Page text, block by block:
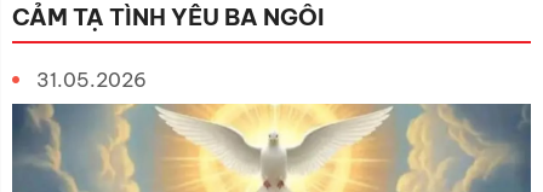
CẢM TẠ TÌNH YÊU BA NGÔI
31.05.2026